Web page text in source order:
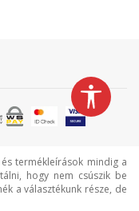
termékleírások mindig a
hogy nem csúszik be
a választékunk része, de